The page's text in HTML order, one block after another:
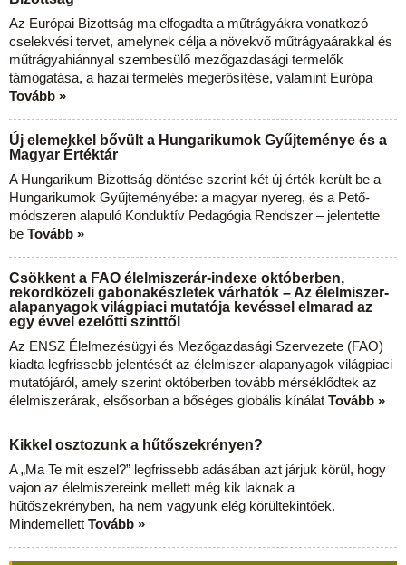
Az Európai Bizottság ma elfogadta a műtrágyákra vonatkozó
cselekvési tervet, amelynek célja a növekvő műtrágyaárakkal és
műtrágyahiánnyal szembesülő mezőgazdasági termelők
támogatása, a hazai termelés megerősítése, valamint Európa
Tovább »
Új elemekkel bővült a Hungarikumok Gyűjteménye és a
Magyar Értéktár
A Hungarikum Bizottság döntése szerint két új érték került be a
Hungarikumok Gyűjteményébe: a magyar nyereg, és a Pető-
módszeren alapuló Konduktív Pedagógia Rendszer – jelentette
be Tovább »
Csökkent a FAO élelmiszerár-indexe októberben,
rekordközeli gabonakészletek várhatók – Az élelmiszer-
alapanyagok világpiaci mutatója kevéssel elmarad az
egy évvel ezelőtti szinttől
Az ENSZ Élelmezésügyi és Mezőgazdasági Szervezete (FAO)
kiadta legfrissebb jelentését az élelmiszer-alapanyagok világpiaci
mutatójáról, amely szerint októberben tovább mérséklődtek az
élelmiszerárak, elsősorban a bőséges globális kínálat Tovább »
Kikkel osztozunk a hűtőszekrényen?
A „Ma Te mit eszel?” legfrissebb adásában azt járjuk körül, hogy
vajon az élelmiszereink mellett még kik laknak a
hűtőszekrényben, ha nem vagyunk elég körültekintőek.
Mindemellett Tovább »